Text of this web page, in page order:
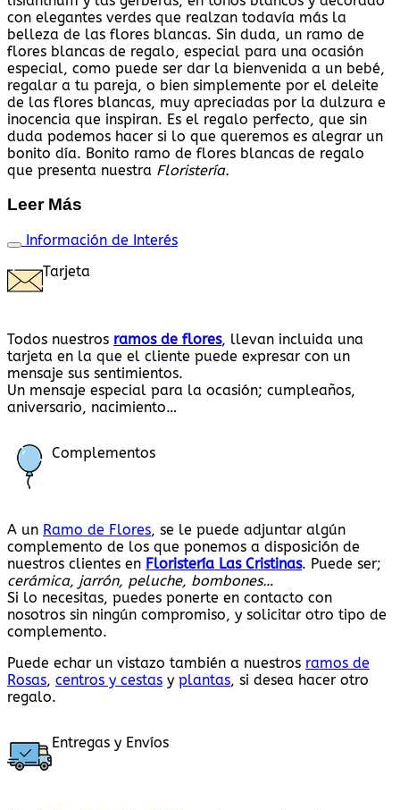
con elegantes verdes que realzan todavía más la
belleza de las flores blancas. Sin duda, un ramo de
flores blancas de regalo, especial para una ocasión
especial, como puede ser dar la bienvenida a un bebé,
regalar a tu pareja, o bien simplemente por el deleite
de las flores blancas, muy apreciadas por la dulzura e
inocencia que inspiran. Es el regalo perfecto, que sin
duda podemos hacer si lo que queremos es alegrar un
bonito día. Bonito ramo de flores blancas de regalo
que presenta nuestra Floristería.
Leer Más
Información de Interés
Tarjeta
Todos nuestros ramos de flores, llevan incluida una
tarjeta en la que el cliente puede expresar con un
mensaje sus sentimientos.
Un mensaje especial para la ocasión; cumpleaños,
aniversario, nacimiento…
Complementos
A un Ramo de Flores, se le puede adjuntar algún
complemento de los que ponemos a disposición de
nuestros clientes en Floristería Las Cristinas. Puede ser;
cerámica, jarrón, peluche, bombones…
Si lo necesitas, puedes ponerte en contacto con
nosotros sin ningún compromiso, y solicitar otro tipo de
complemento.
Puede echar un vistazo también a nuestros ramos de
Rosas, centros y cestas y plantas, si desea hacer otro
regalo.
Entregas y Envíos